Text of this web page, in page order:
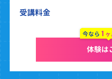
受講料金
今なら1
体験は